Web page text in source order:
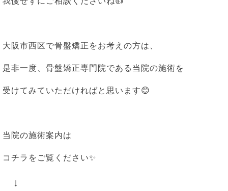
大阪市西区で骨盤矯正をお考えの方は、
是非一度、骨盤矯正専門院である当院の施術を
受けてみていただければと思います😊
当院の施術案内は
コチラをご覧ください✨
↓